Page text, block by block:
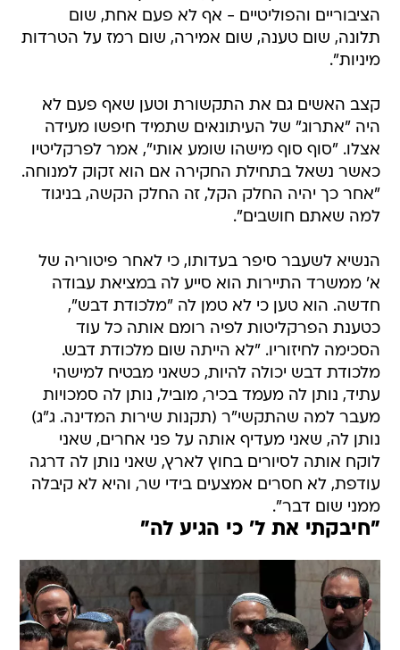
הציבוריים והפוליטיים - אף לא פעם אחת, שום
תלונה, שום טענה, שום אמירה, שום רמז על הטרדות
מיניות".
קצב האשים גם את התקשורת וטען שאף פעם לא
היה "אתרוג" של העיתונאים שתמיד חיפשו מעידה
אצלו. "סוף סוף מישהו שומע אותי", אמר לפרקליטיו
כאשר נשאל בתחילת החקירה אם הוא זקוק למנוחה.
"אחר כך יהיה החלק הקל, זה החלק הקשה, בניגוד
למה שאתם חושבים".
הנשיא לשעבר סיפר בעדותו, כי לאחר פיטוריה של
א' ממשרד התיירות הוא סייע לה במציאת עבודה
חדשה. הוא טען כי לא טמן לה "מלכודת דבש",
כטענת הפרקליטות לפיה רומם אותה כל עוד
הסכימה לחיזוריו. "לא הייתה שום מלכודת דבש.
מלכודת דבש יכולה להיות, כשאני מבטיח למישהי
עתיד, נותן לה מעמד בכיר, מוביל, נותן לה סמכויות
מעבר למה שהתקשי"ר (תקנות שירות המדינה. ג"ג)
נותן לה, שאני מעדיף אותה על פני אחרים, שאני
לוקח אותה לסיורים בחוץ לארץ, שאני נותן לה דרגה
עודפת, לא חסרים אמצעים בידי שר, והיא לא קיבלה
ממני שום דבר".
"חיבקתי את ל' כי הגיע לה"